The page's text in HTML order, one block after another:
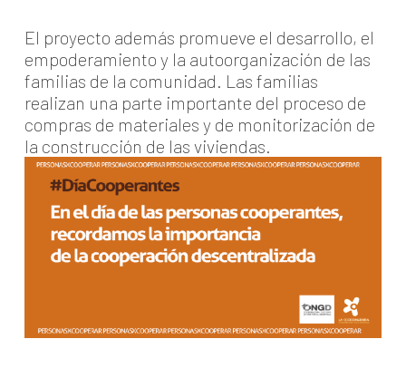
El proyecto además promueve el desarrollo, el
empoderamiento y la autoorganización de las
familias de la comunidad. Las familias
realizan una parte importante del proceso de
compras de materiales y de monitorización de
la construcción de las viviendas.